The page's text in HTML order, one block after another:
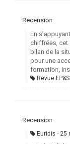
Recension
En
chiffrées, cet
bilan de la
pour une
formation,
Revue EP&S
Recension
Euridis
25